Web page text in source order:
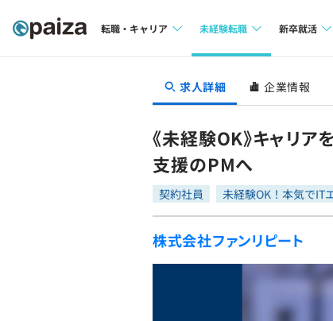
転職・キャリア
転職成功ガイド
未経験転職
求人検索
転職成功ガイド
新卒就活
本選考
インタビ
就活成功
求人詳細 企業情報
《未経験OK》キャリ
支援のPMへ
契約社員 未経験OK！本気でIT
株式会社ファンリピート